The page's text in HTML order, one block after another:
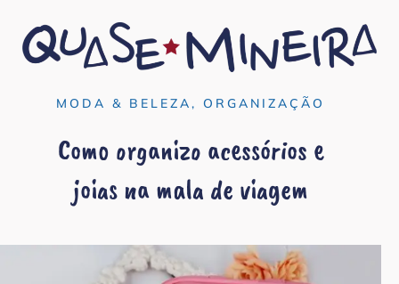
MODA & BELEZA, ORGANIZAÇÃO
Como organizo acessórios e
joias na mala de viagem